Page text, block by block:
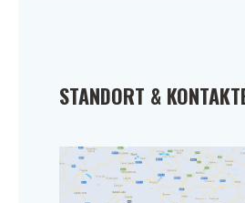
STANDORT &